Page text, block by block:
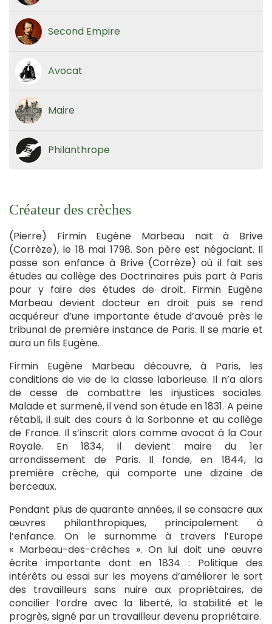
Second Empire
Avocat
Maire
Philanthrope
Créateur des crèches
(Pierre) Firmin Eugène Marbeau nait à Brive
(Corrèze), le 18 mai 1798. Son père est négociant. Il
passe son enfance à Brive (Corrèze) où il fait ses
études au collège des Doctrinaires puis part à Paris
pour y faire des études de droit. Firmin Eugène
Marbeau devient docteur en droit puis se rend
acquéreur d’une importante étude d’avoué près le
tribunal de première instance de Paris. Il se marie et
aura un fils Eugène.
Firmin Eugène Marbeau découvre, à Paris, les
conditions de vie de la classe laborieuse. Il n’a alors
de cesse de combattre les injustices sociales.
Malade et surmené, il vend son étude en 1831. A peine
rétabli, il suit des cours à la Sorbonne et au collège
de France. Il s’inscrit alors comme avocat à la Cour
Royale. En 1834, il devient maire du 1er
arrondissement de Paris. Il fonde, en 1844, la
première crèche, qui comporte une dizaine de
berceaux.
Pendant plus de quarante années, il se consacre aux
œuvres philanthropiques, principalement à
l’enfance. On le surnomme à travers l’Europe
« Marbeau-des-crèches ». On lui doit une œuvre
écrite importante dont en 1834 : Politique des
intérêts ou essai sur les moyens d’améliorer le sort
des travailleurs sans nuire aux propriétaires, de
concilier l’ordre avec la liberté, la stabilité et le
progrès, signé par un travailleur devenu propriétaire.